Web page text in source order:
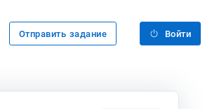
Отправить задание Войти